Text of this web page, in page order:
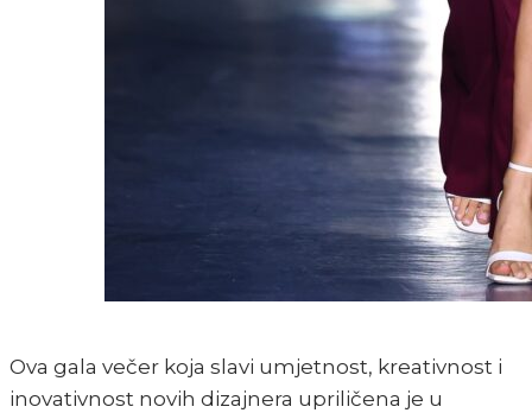
Ova gala večer koja slavi umjetnost, kreativnost i
inovativnost novih dizajnera upriličena je u